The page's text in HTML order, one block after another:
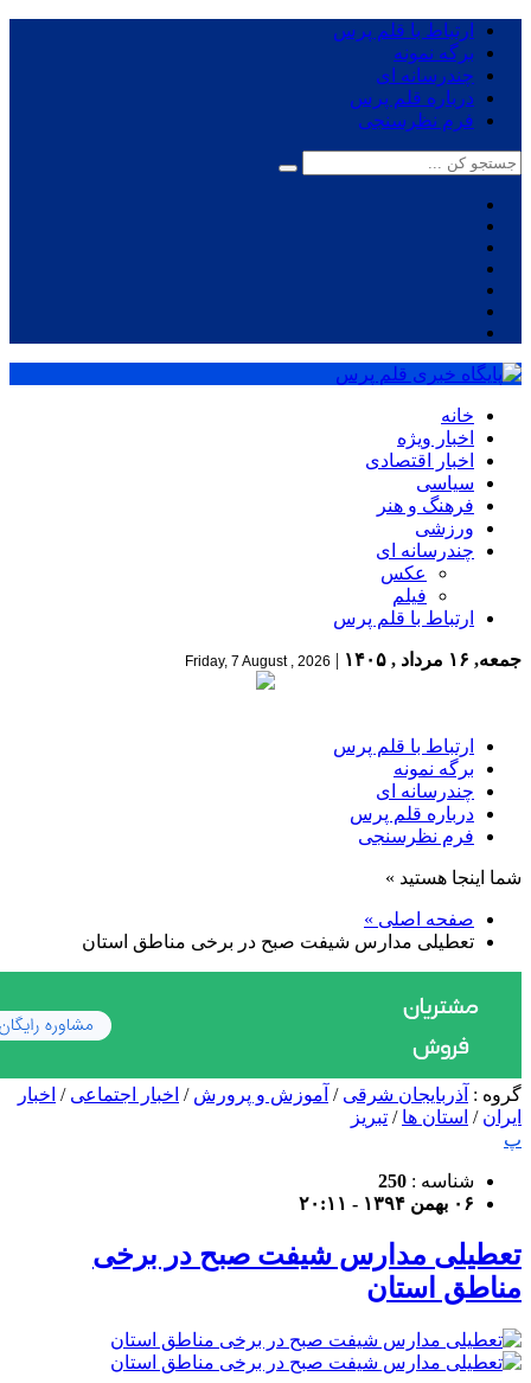
ارتباط با قلم پرس
برگه نمونه
چندرسانه ای
درباره قلم پرس
فرم نظرسنجی
خانه
اخبار ویژه
اخبار اقتصادی
سیاسی
فرهنگ و هنر
ورزشی
چندرسانه ای
عکس
فیلم
ارتباط با قلم پرس
جمعه, ۱۶ مرداد , ۱۴۰۵ |
Friday, 7 August , 2026
ارتباط با قلم پرس
برگه نمونه
چندرسانه ای
درباره قلم پرس
فرم نظرسنجی
شما اینجا هستید »
صفحه اصلی »
تعطیلی مدارس شیفت صبح در برخی مناطق استان
گروه : آذربایجان شرقی / آموزش و پرورش / اخبار اجتماعی / اخبار
ایران / استان ها / تبریز
پ
شناسه : 250
۰۶ بهمن ۱۳۹۴ - ۲۰:۱۱
تعطیلی مدارس شیفت صبح در برخی
مناطق استان